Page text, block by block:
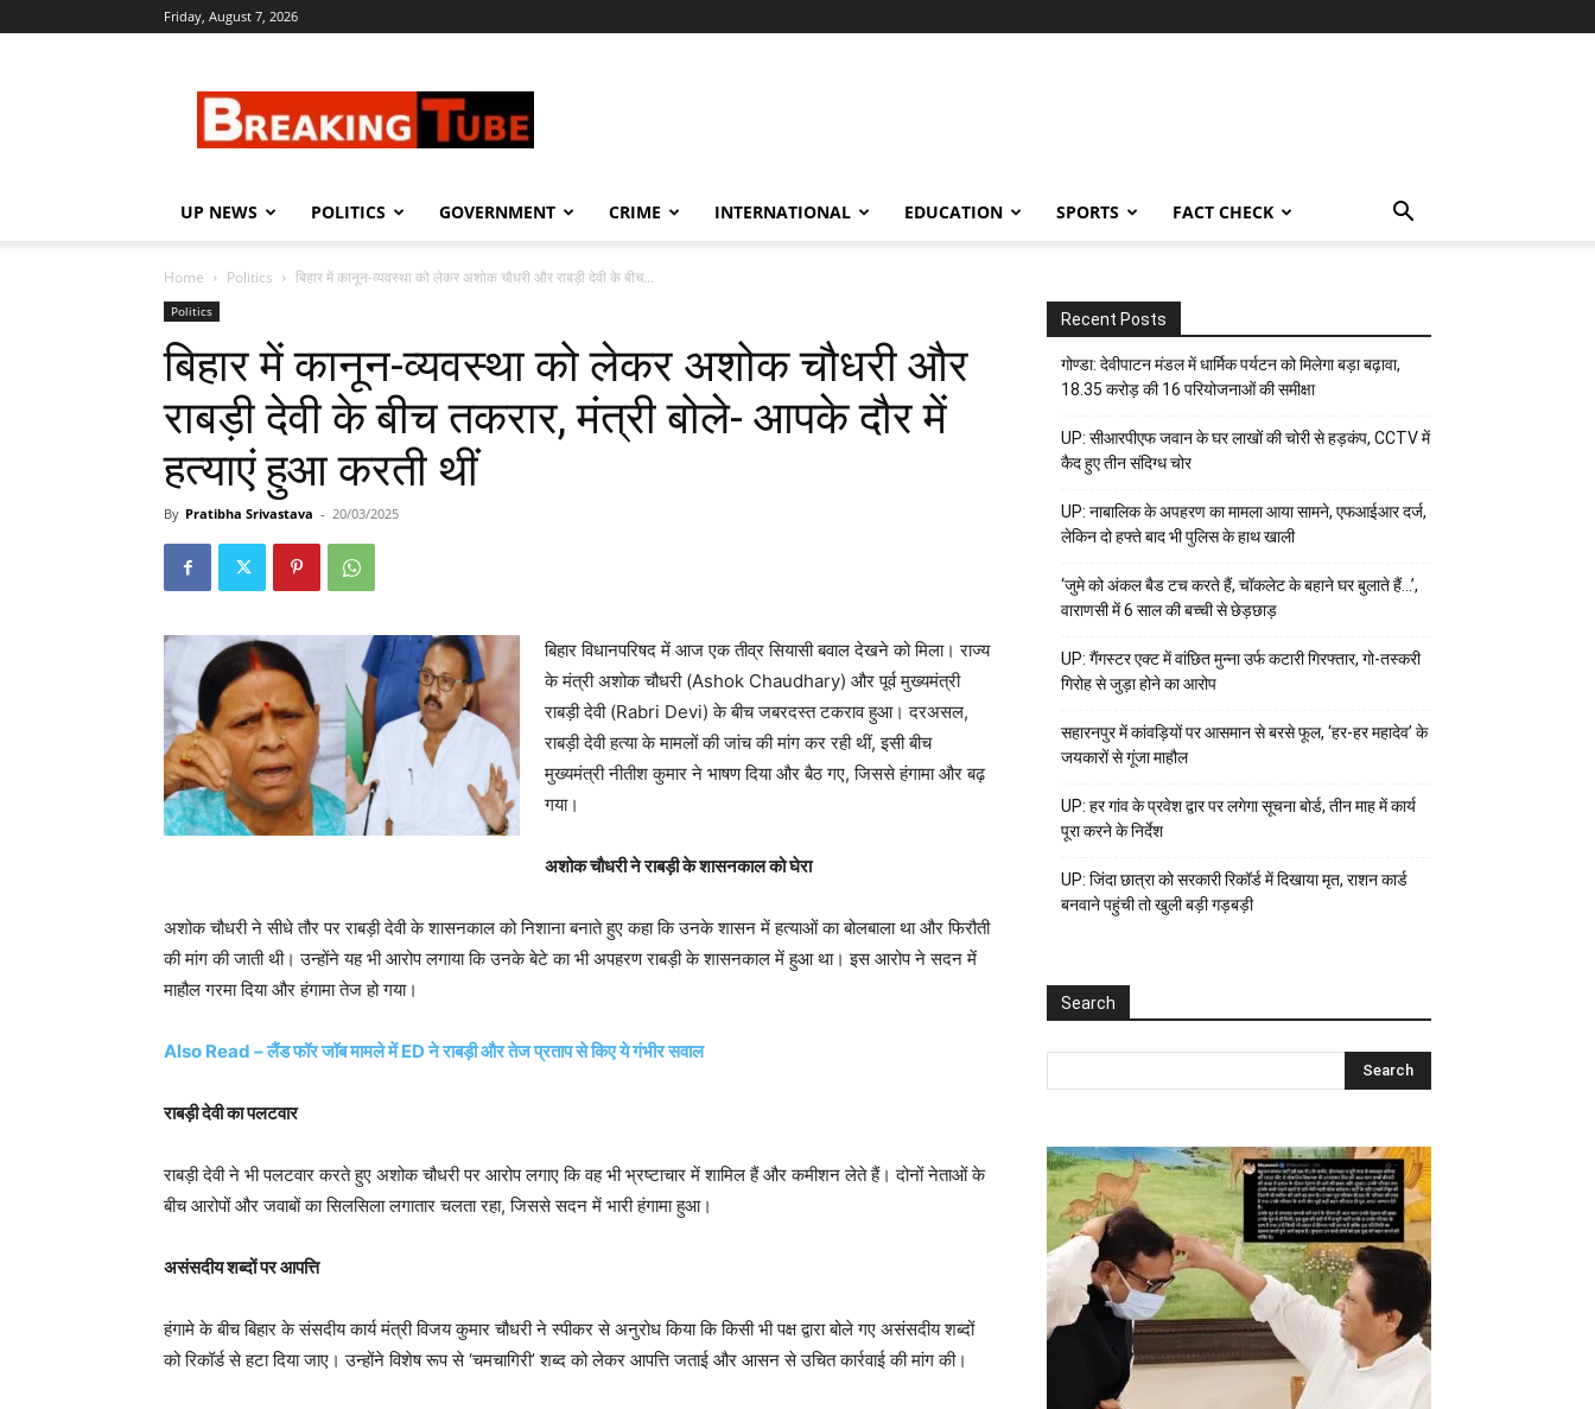
Friday, August 7, 2026
UP NEWS POLITICS GOVERNMENT CRIME INTERNATIONAL EDUCATION SPORTS FACT CHECK
Home Politics बिहार में कानून-व्यवस्था को लेकर अशोक चौधरी और राबड़ी देवी के बीच...
Politics
बिहार में कानून-व्यवस्था को लेकर अशोक चौधरी और
राबड़ी देवी के बीच तकरार, मंत्री बोले- आपके दौर में
हत्याएं हुआ करती थीं
By Pratibha Srivastava - 20/03/2025
बिहार विधानपरिषद में आज एक तीव्र सियासी बवाल देखने को मिला। राज्य
के मंत्री अशोक चौधरी (Ashok Chaudhary) और पूर्व मुख्यमंत्री
राबड़ी देवी (Rabri Devi) के बीच जबरदस्त टकराव हुआ। दरअसल,
राबड़ी देवी हत्या के मामलों की जांच की मांग कर रही थीं, इसी बीच
मुख्यमंत्री नीतीश कुमार ने भाषण दिया और बैठ गए, जिससे हंगामा और बढ़
गया।
अशोक चौधरी ने राबड़ी के शासनकाल को घेरा
अशोक चौधरी ने सीधे तौर पर राबड़ी देवी के शासनकाल को निशाना बनाते हुए कहा कि उनके शासन में हत्याओं का बोलबाला था और फिरौती
की मांग की जाती थी। उन्होंने यह भी आरोप लगाया कि उनके बेटे का भी अपहरण राबड़ी के शासनकाल में हुआ था। इस आरोप ने सदन में
माहौल गरमा दिया और हंगामा तेज हो गया।
Also Read – लैंड फॉर जॉब मामले में ED ने राबड़ी और तेज प्रताप से किए ये गंभीर सवाल
राबड़ी देवी का पलटवार
राबड़ी देवी ने भी पलटवार करते हुए अशोक चौधरी पर आरोप लगाए कि वह भी भ्रष्टाचार में शामिल हैं और कमीशन लेते हैं। दोनों नेताओं के
बीच आरोपों और जवाबों का सिलसिला लगातार चलता रहा, जिससे सदन में भारी हंगामा हुआ।
असंसदीय शब्दों पर आपत्ति
हंगामे के बीच बिहार के संसदीय कार्य मंत्री विजय कुमार चौधरी ने स्पीकर से अनुरोध किया कि किसी भी पक्ष द्वारा बोले गए असंसदीय शब्दों
को रिकॉर्ड से हटा दिया जाए। उन्होंने विशेष रूप से ‘चमचागिरी’ शब्द को लेकर आपत्ति जताई और आसन से उचित कार्रवाई की मांग की।
Recent Posts
गोण्डा: देवीपाटन मंडल में धार्मिक पर्यटन को मिलेगा बड़ा बढ़ावा,
18.35 करोड़ की 16 परियोजनाओं की समीक्षा
UP: सीआरपीएफ जवान के घर लाखों की चोरी से हड़कंप, CCTV में
कैद हुए तीन संदिग्ध चोर
UP: नाबालिक के अपहरण का मामला आया सामने, एफआईआर दर्ज,
लेकिन दो हफ्ते बाद भी पुलिस के हाथ खाली
‘जुमे को अंकल बैड टच करते हैं, चॉकलेट के बहाने घर बुलाते हैं…’,
वाराणसी में 6 साल की बच्ची से छेड़छाड़
UP: गैंगस्टर एक्ट में वांछित मुन्ना उर्फ कटारी गिरफ्तार, गो-तस्करी
गिरोह से जुड़ा होने का आरोप
सहारनपुर में कांवड़ियों पर आसमान से बरसे फूल, ‘हर-हर महादेव’ के
जयकारों से गूंजा माहौल
UP: हर गांव के प्रवेश द्वार पर लगेगा सूचना बोर्ड, तीन माह में कार्य
पूरा करने के निर्देश
UP: जिंदा छात्रा को सरकारी रिकॉर्ड में दिखाया मृत, राशन कार्ड
बनवाने पहुंची तो खुली बड़ी गड़बड़ी
Search